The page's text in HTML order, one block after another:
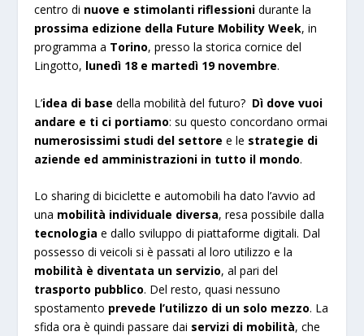
centro di nuove e stimolanti riflessionidurante la
prossima edizione della Future Mobility Week, in
programma a Torino, presso la storica cornice del
Lingotto, lunedì 18 e martedì 19 novembre.
L’idea di basedella mobilità del futuro? Dì dove vuoi
andare e ti ci portiamo: su questo concordano ormai
numerosissimi studi del settore e le strategie di
aziende ed amministrazioni in tutto il mondo.
Lo sharing di biciclette e automobili ha dato l’avvio ad
una mobilità individuale diversa, resa possibile dalla
tecnologia e dallo sviluppo di piattaforme digitali. Dal
possesso di veicoli si è passati al loro utilizzo e la
mobilità è diventata un servizio, al pari del
trasporto pubblico. Del resto, quasi nessuno
spostamento prevede l’utilizzo di un solo mezzo. La
sfida ora è quindi passare dai servizi di mobilità, che